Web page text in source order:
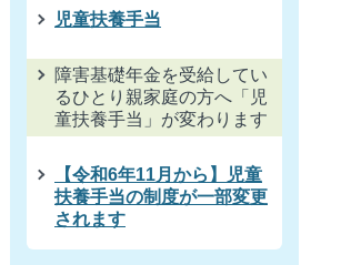
児童扶養手当
障害基礎年金を受給してい
るひとり親家庭の方へ「児
童扶養手当」が変わります
【令和6年11月から】児童
扶養手当の制度が一部変更
されます